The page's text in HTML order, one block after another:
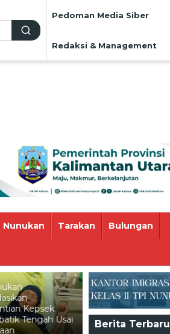
Pedoman Media Siber
Redaksi & Management
Nunukan Tarakan Bulungan
Kepsek
Tengah Usai
Pelni Catat Penurunan
Penumpang Mudik di
Berita Terbaru